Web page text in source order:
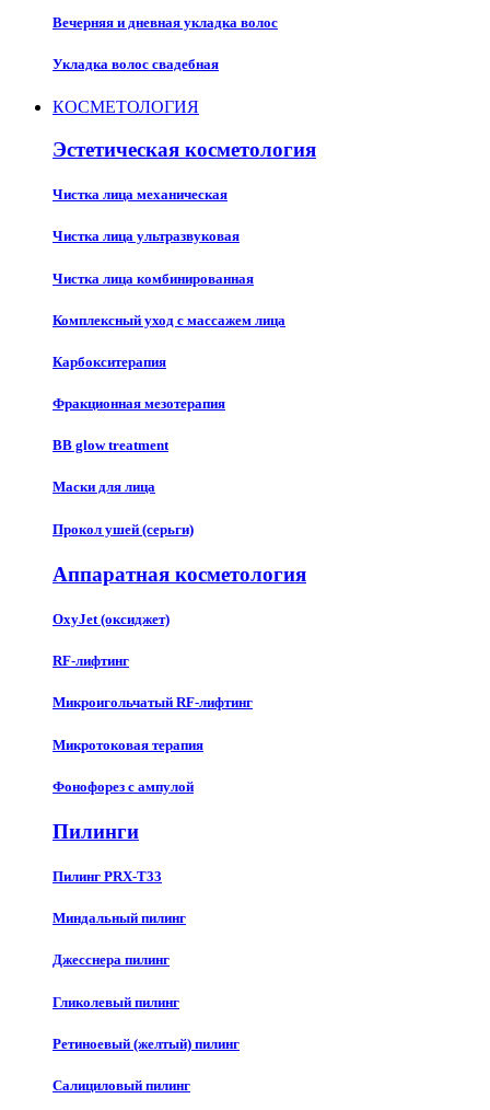
Вечерняя и дневная укладка волос
Укладка волос свадебная
КОСМЕТОЛОГИЯ
Эстетическая косметология
Чистка лица механическая
Чистка лица ультразвуковая
Чистка лица комбинированная
Комплексный уход с массажем лица
Карбокситерапия
Фракционная мезотерапия
BB glow treatment
Маски для лица
Прокол ушей (серьги)
Аппаратная косметология
OxyJet (оксиджет)
RF-лифтинг
Микроигольчатый RF-лифтинг
Микротоковая терапия
Фонофорез с ампулой
Пилинги
Пилинг PRX-T33
Миндальный пилинг
Джесснера пилинг
Гликолевый пилинг
Ретиноевый (желтый) пилинг
Салициловый пилинг